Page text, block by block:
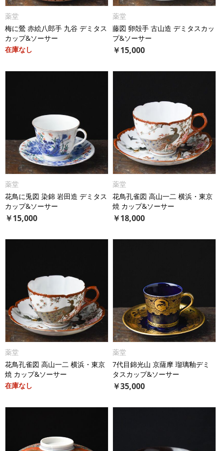
薬堂
梅に鶯 赤絵八郎手 九谷 デミタス
カップ&ソーサー
在庫なし
薬堂
藤図 卵殻手 古山造 デミタスカッ
プ&ソーサー
￥15,000
薬堂
花鳥に兎図 染錦 岩田造 デミタス
カップ&ソーサー
￥15,000
薬堂
花鳥孔雀図 高山一二 横浜・東京
焼 カップ&ソーサー
￥18,000
薬堂
花鳥孔雀図 高山一二 横浜・東京
焼 カップ&ソーサー
在庫なし
薬堂
7代目錦光山 京薩摩 瑠璃釉デミ
タスカップ&ソーサー
￥35,000